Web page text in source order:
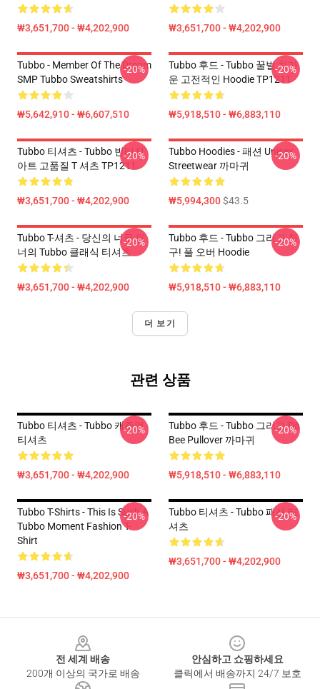
₩3,651,700 - ₩4,202,900 ₩3,651,700 - ₩4,202,900
Tubbo - Member Of The Dream
SMP Tubbo Sweatshirts
₩5,642,910 - ₩6,607,510
-20%
Tubbo 후드 - Tubbo 꿀벌 차가
운 고전적인 Hoodie TP1211
₩5,918,510 - ₩6,883,110
-20%
Tubbo 티셔츠 - Tubbo 빈티지
아트 고품질 T 셔츠 TP1211
₩3,651,700 - ₩4,202,900
-20%
Tubbo Hoodies - 패션 Unisex
Streetwear 까마귀
₩5,994,300$43.5
-20%
Tubbo T-셔츠 - 당신의 너무 및
너의 Tubbo 클래식 티셔츠
₩3,651,700 - ₩4,202,900
-20%
Tubbo 후드 - Tubbo 그리고 친
구! 풀 오버 Hoodie
₩5,918,510 - ₩6,883,110
-20%
더 보기
관련 상품
Tubbo 티셔츠 - Tubbo 캐주얼
티셔츠
₩3,651,700 - ₩4,202,900
-20%
Tubbo 후드 - Tubbo 그리고 Da
Bee Pullover 까마귀
₩5,918,510 - ₩6,883,110
-20%
Tubbo T-Shirts - This Is Such A
Tubbo Moment Fashion T-
Shirt
₩3,651,700 - ₩4,202,900
-20%
Tubbo 티셔츠 - Tubbo 패션 티
셔츠
₩3,651,700 - ₩4,202,900
-20%
전 세계 배송
200개 이상의 국가로 배송
안심하고 쇼핑하세요
클릭에서 배송까지 24/7 보호